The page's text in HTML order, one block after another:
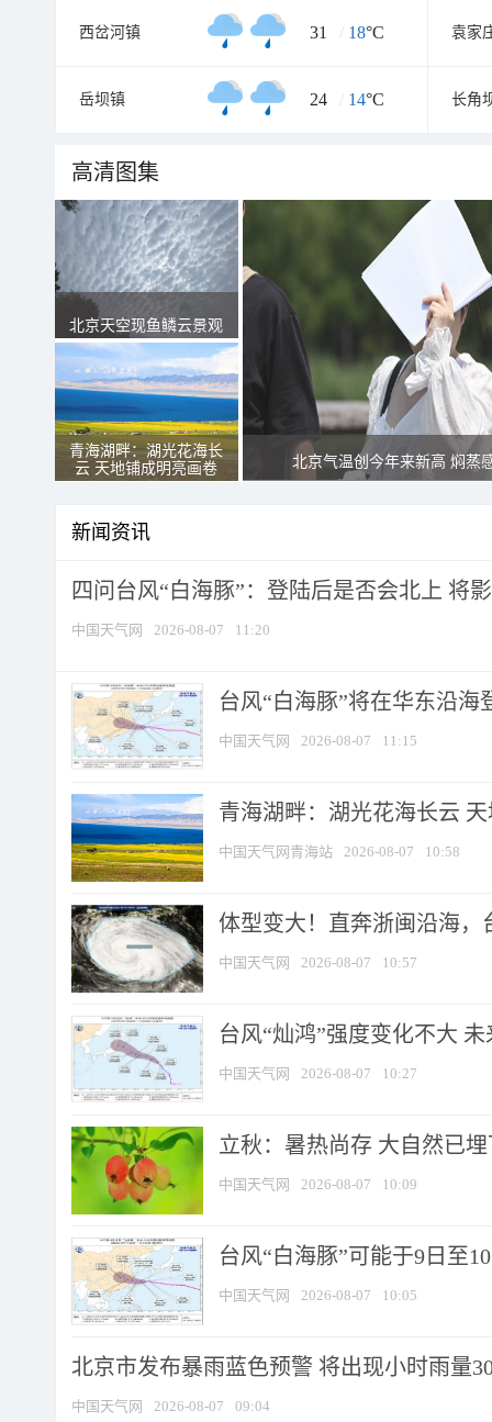
西岔河镇 31 / 18°C 袁家
岳坝镇 24 / 14°C 长角
高清图集
北京天空现鱼鳞云景观
青海湖畔：湖光花海长
云 天地铺成明亮画卷
北京气温创今年来新高 焖蒸
新闻资讯
四问台风“白海豚”：登陆后是否会北上 将
中国天气网 2026-08-07 11:20
台风“白海豚”将在华东沿
中国天气网 2026-08-07 11:15
青海湖畔：湖光花海长云
中国天气网青海站 2026-08-07 10:58
体型变大！直奔浙闽沿海，
中国天气网 2026-08-07 10:57
台风“灿鸿”强度变化不大
中国天气网 2026-08-07 10:27
立秋：暑热尚存 大自然已
中国天气网 2026-08-07 10:09
台风“白海豚”可能于9日至
中国天气网 2026-08-07 10:05
北京市发布暴雨蓝色预警 将出现小时雨量
中国天气网 2026-08-07 09:04